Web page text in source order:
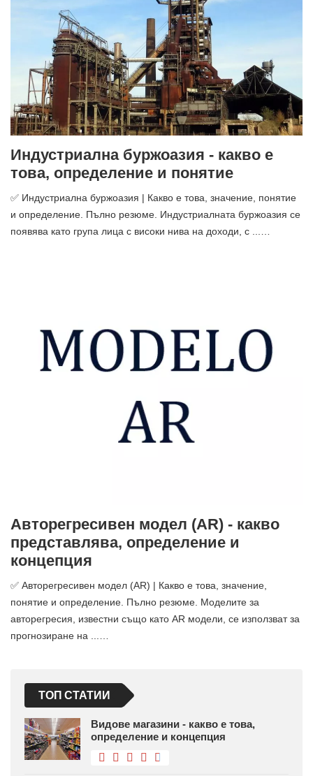
Индустриална буржоазия - какво е
това, определение и понятие
✅ Индустриална буржоазия | Какво е това, значение, понятие
и определение. Пълно резюме. Индустриалната буржоазия се
появява като група лица с високи нива на доходи, с ...…
Авторегресивен модел (AR) - какво
представлява, определение и
концепция
✅ Авторегресивен модел (AR) | Какво е това, значение,
понятие и определение. Пълно резюме. Моделите за
авторегресия, известни също като AR модели, се използват за
прогнозиране на ...…
ТОП СТАТИИ
Видове магазини - какво е това,
определение и концепция